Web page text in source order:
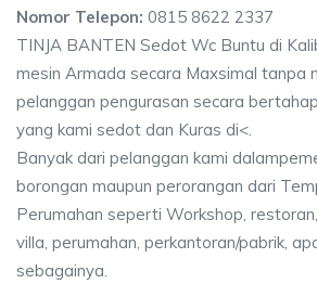
Nomor Telepon: 0815 8622 2337
TINJA BANTEN Sedot Wc Buntu di
mesin Armada secara Maxsimal tanpa
pelanggan pengurasan secara
yang kami sedot dan Kuras di<.
Banyak dari pelanggan kami
borongan maupun perorangan dari
Perumahan seperti Workshop,
villa, perumahan, perkantoran/pabrik,
sebagainya.